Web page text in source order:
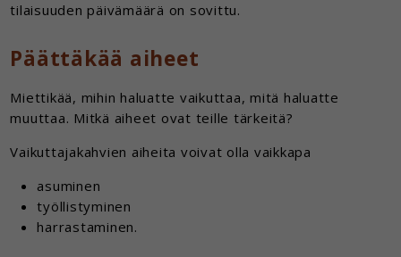
tilaisuuden päivämäärä on sovittu.
Päättäkää aiheet
Miettikää, mihin haluatte vaikuttaa, mitä haluatte
muuttaa. Mitkä aiheet ovat teille tärkeitä?
Vaikuttajakahvien aiheita voivat olla vaikkapa
asuminen
työllistyminen
harrastaminen.